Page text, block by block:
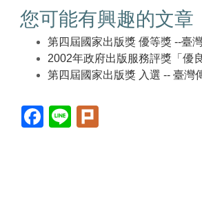
您可能有興趣的文章
第四屆國家出版獎 優等獎 --臺
2002年政府出版服務評獎「優
第四屆國家出版獎 入選 -- 臺灣
Facebook(另
開
Line(另
開